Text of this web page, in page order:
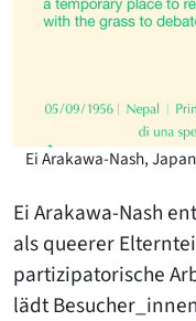
Ei Arakawa-Nash,
Ei Arakawa-Nash
als queerer
partizipatorische
lädt